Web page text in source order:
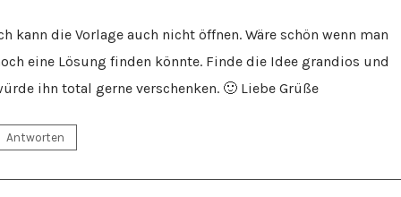
kann die Vorlage auch nicht öffnen. Wäre schön wenn man
eine Lösung finden könnte. Finde die Idee grandios und
ihn total gerne verschenken. 🙂 Liebe Grüße
Antworten